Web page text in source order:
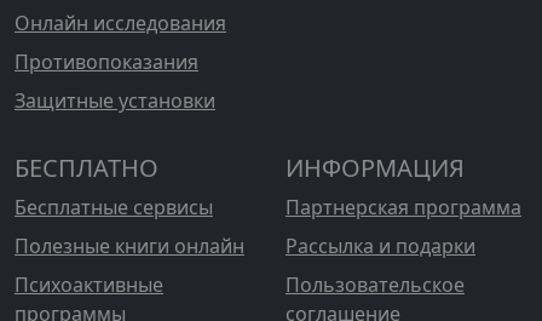
Онлайн исследования
Противопоказания
Защитные установки
БЕСПЛАТНО
Бесплатные сервисы
Полезные книги онлайн
Психоактивные
программы
ИНФОРМАЦИЯ
Партнерская программа
Рассылка и подарки
Пользовательское
соглашение